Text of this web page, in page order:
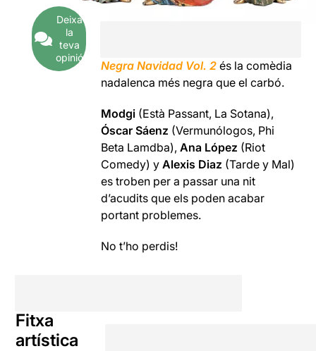
Deixa
la
teva
opinió
Negra Navidad Vol. 2 és la comèdia
nadalenca més negra que el carbó.
Modgi (Està Passant, La Sotana),
Óscar Sáenz (Vermunólogos, Phi
Beta Lamdba),Ana López (Riot
Comedy) yAlexis Diaz (Tarde y Mal)
es troben per a passar una nit
d’acudits que els poden acabar
portant problemes.
No t’ho perdis!
Fitxa
artística